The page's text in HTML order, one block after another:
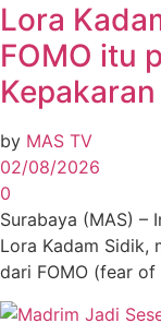
Lora
FOMO itu
by MAS TV
02/08/2026
0
Surabaya (MAS) –
Lora Kadam Sidik,
dari FOMO (fear of